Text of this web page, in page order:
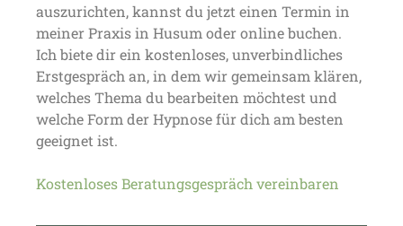
auszurichten, kannst du jetzt einen Termin in
meiner Praxis in Husum oder online buchen.
Ich biete dir ein kostenloses, unverbindliches
Erstgespräch an, in dem wir gemeinsam klären,
welches Thema du bearbeiten möchtest und
welche Form der Hypnose für dich am besten
geeignet ist.
Kostenloses Beratungsgespräch vereinbaren